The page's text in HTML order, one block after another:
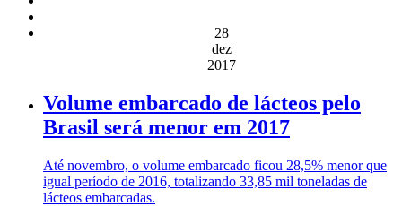
28
dez
2017
Volume embarcado de lácteos pelo
Brasil será menor em 2017
Até novembro, o volume embarcado ficou 28,5% menor que
igual período de 2016, totalizando 33,85 mil toneladas de
lácteos embarcadas.